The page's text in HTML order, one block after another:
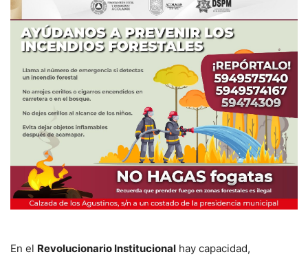
En el Revolucionario Institucional hay capacidad,